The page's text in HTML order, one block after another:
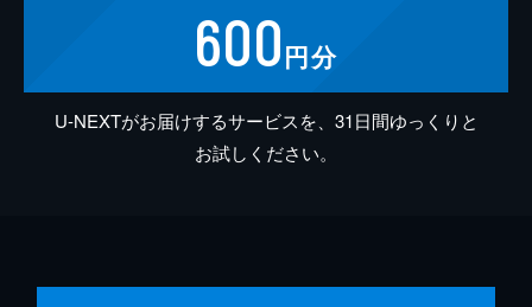
600円分
U-NEXTがお届けするサービスを、31日間ゆっくりと
お試しください。